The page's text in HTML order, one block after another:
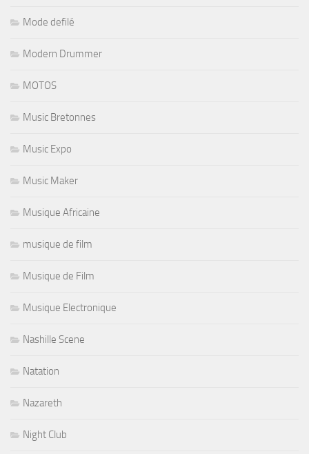
Mode defilé
Modern Drummer
MOTOS
Music Bretonnes
Music Expo
Music Maker
Musique Africaine
musique de film
Musique de Film
Musique Electronique
Nashille Scene
Natation
Nazareth
Night Club